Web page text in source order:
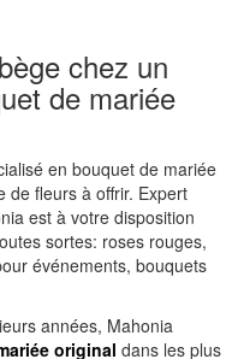
chez un
de mariée
en bouquet de mariée
de fleurs à offrir. Expert
est à votre disposition
sortes: roses rouges,
événements, bouquets
années, Mahonia
original dans les plus